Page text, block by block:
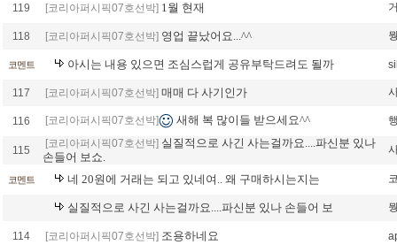
119 [코리아퍼시픽07호선박] 1월 현재
118 [코리아퍼시픽07호선박] 영업 끝났어요...^^
코멘트 아시는 내용 있으면 조심스럽게 공유부탁드려도 될까
117 [코리아퍼시픽07호선박] 매매 다 사기인가
116 [코리아퍼시픽07호선박] 새해 복 많이들 받으세요^^
115
[코리아퍼시픽07호선박] 실질적으로 사긴 사는걸까요....파신분 있나
손들어 보쇼.
코멘트 네 20원에 거래는 되고 있네여.. 왜 구매하시는지는
실질적으로 사긴 사는걸까요....파신분 있나 손들어 보
114 [코리아퍼시픽07호선박] 조용하네요